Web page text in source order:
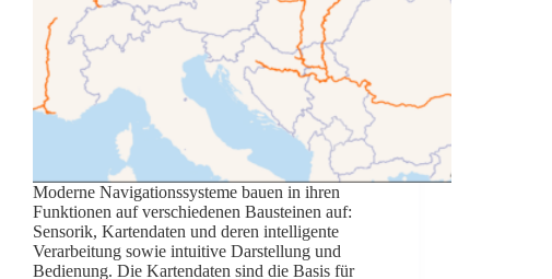
Moderne Navigationssysteme bauen in ihren
Funktionen auf verschiedenen Bausteinen auf:
Sensorik, Kartendaten und deren intelligente
Verarbeitung sowie intuitive Darstellung und
Bedienung. Die Kartendaten sind die Basis für